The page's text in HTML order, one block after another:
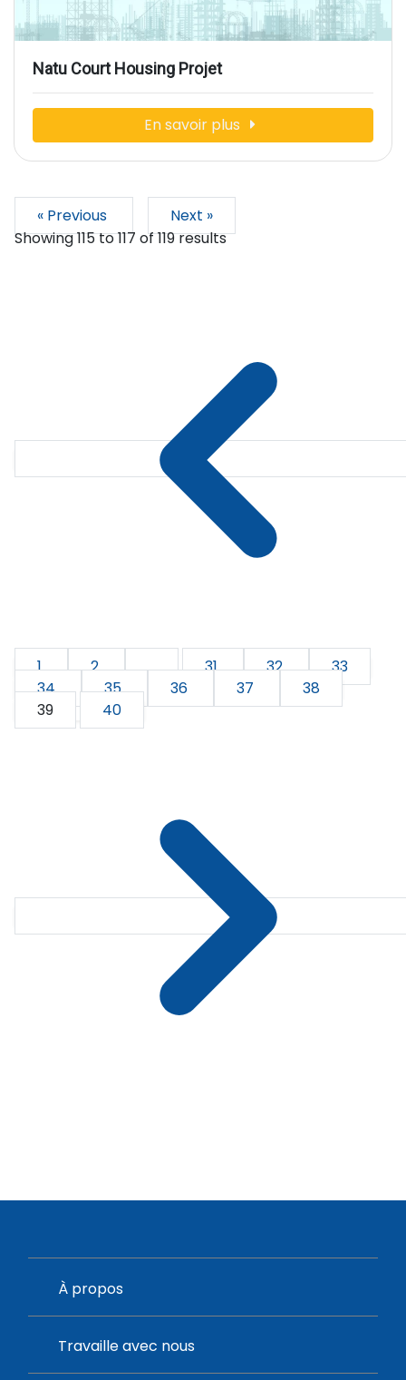
Natu Court Housing Projet
En savoir plus
« Previous
Next »
Showing115to117 of119results
1 2 ... 31 32
33
34
35 36 37
38
39
40
À propos
Travaille avec nous